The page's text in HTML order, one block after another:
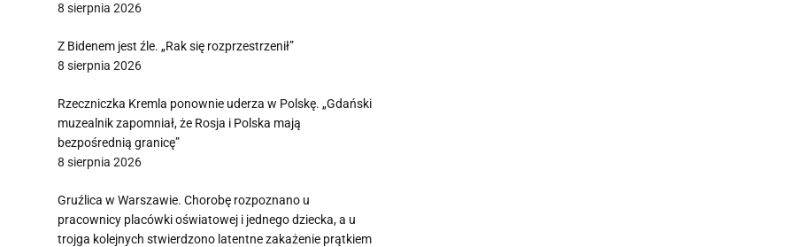
8 sierpnia 2026
Z Bidenem jest źle. „Rak się rozprzestrzenił”
8 sierpnia 2026
Rzeczniczka Kremla ponownie uderza w Polskę. „Gdański
muzealnik zapomniał, że Rosja i Polska mają
bezpośrednią granicę”
8 sierpnia 2026
Gruźlica w Warszawie. Chorobę rozpoznano u
pracownicy placówki oświatowej i jednego dziecka, a u
trojga kolejnych stwierdzono latentne zakażenie prątkiem